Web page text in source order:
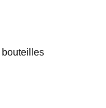
bouteilles